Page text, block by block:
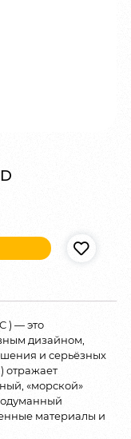
) — это
дизайном,
и серьёзных
отражает
«морской»
материалы и